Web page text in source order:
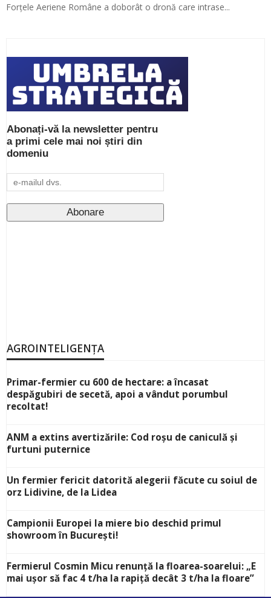
Forțele Aeriene Române a doborât o dronă care intrase...
Abonați-vă la newsletter pentru
a primi cele mai noi știri din
domeniu
AGROINTELIGENȚA
Primar-fermier cu 600 de hectare: a încasat
despăgubiri de secetă, apoi a vândut porumbul
recoltat!
ANM a extins avertizările: Cod roșu de caniculă și
furtuni puternice
Un fermier fericit datorită alegerii făcute cu soiul de
orz Lidivine, de la Lidea
Campionii Europei la miere bio deschid primul
showroom în București!
Fermierul Cosmin Micu renunță la floarea-soarelui: „E
mai ușor să fac 4 t/ha la rapiță decât 3 t/ha la floare”